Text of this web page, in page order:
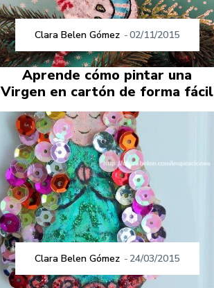
Clara Belen Gómez -02/11/2015
Aprende cómo pintar una
Virgen en cartón de forma fácil
Clara Belen Gómez - 24/03/2015